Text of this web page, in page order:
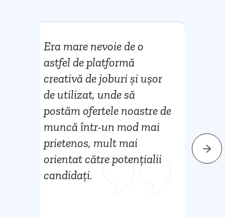
Era mare nevoie de o
astfel de platformă
creativă de joburi și ușor
de utilizat, unde să
postăm ofertele noastre de
muncă într-un mod mai
prietenos, mult mai
orientat către potențialii
candidați.